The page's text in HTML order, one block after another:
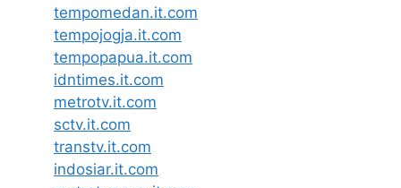
tempomedan.it.com
tempojogja.it.com
tempopapua.it.com
idntimes.it.com
metrotv.it.com
sctv.it.com
transtv.it.com
indosiar.it.com